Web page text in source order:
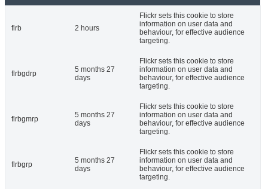
flrb 2 hours
Flickr sets this cookie to store
information on user data and
behaviour, for effective audience
targeting.
flrbgdrp
5 months 27
days
Flickr sets this cookie to store
information on user data and
behaviour, for effective audience
targeting.
flrbgmrp
5 months 27
days
Flickr sets this cookie to store
information on user data and
behaviour, for effective audience
targeting.
flrbgrp
5 months 27
days
Flickr sets this cookie to store
information on user data and
behaviour, for effective audience
targeting.